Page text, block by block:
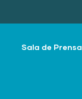
Sala de Prensa